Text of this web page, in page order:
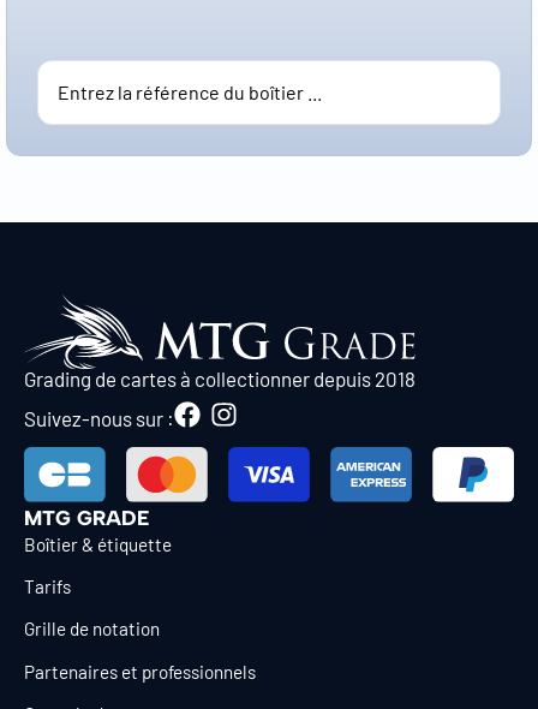
Grading de cartes à collectionner depuis 2018
Suivez-nous sur :
MTG GRADE
Boîtier & étiquette
Tarifs
Grille de notation
Partenaires et professionnels